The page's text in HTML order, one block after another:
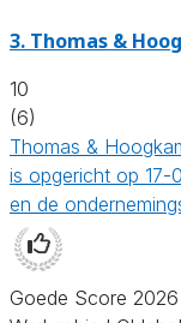
3. Thomas &
10
(6)
Thomas &
is opgericht op 17-
en de
Goede Score 2026